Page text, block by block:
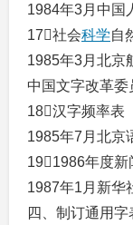
1984年3月中国
17社会科学自
1985年3月北京
中国文字改革委
18汉字频率表
1985年7月北京
191986年度新
1987年1月新华
四、制订通用